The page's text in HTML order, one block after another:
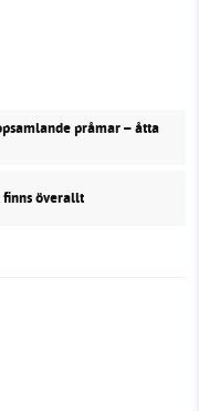
pråmar – åtta
överallt